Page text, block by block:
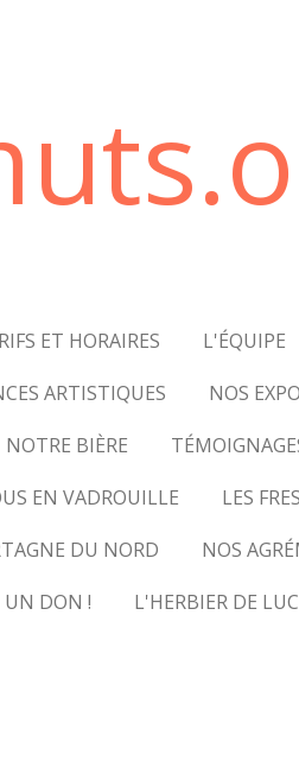
ET HORAIRES
L'ÉQUIPE
ARTISTIQUES
NOS
NOTRE BIÈRE
EN VADROUILLE
LES
DU NORD
NOS
UN DON ! L'HERBIER DE